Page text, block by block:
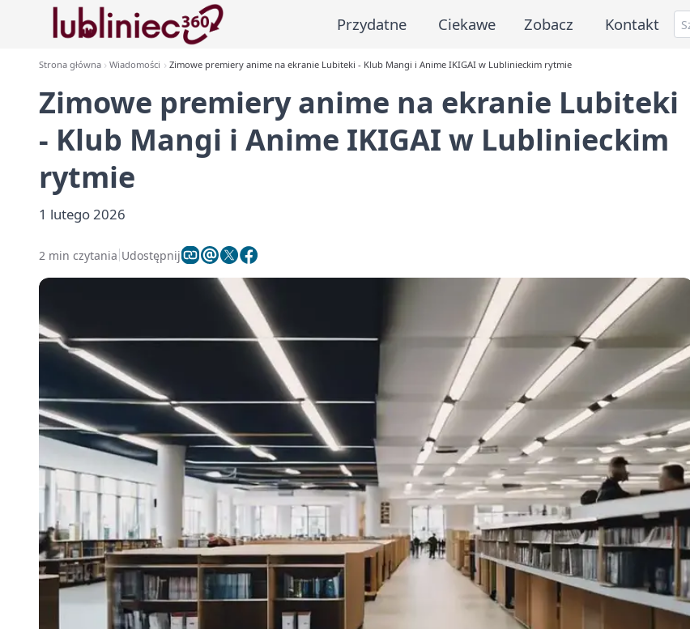
Przydatne Ciekawe Zobacz Kontakt
Strona główna Wiadomości Zimowe premiery anime na ekranie Lubiteki - Klub Mangi i Anime IKIGAI w Lublinieckim rytmie
Zimowe premiery anime na ekranie Lubiteki
- Klub Mangi i Anime IKIGAI w Lublinieckim
rytmie
1 lutego 2026
2 min czytania Udostępnij